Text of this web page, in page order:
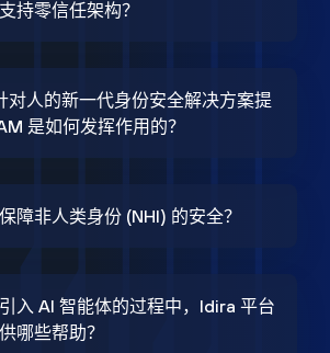
持零信任架构？
对人的新一代身份安全解决方案提
是如何发挥作用的？
障非人类身份 (NHI) 的安全？
入 AI 智能体的过程中，Idira 平台
哪些帮助？